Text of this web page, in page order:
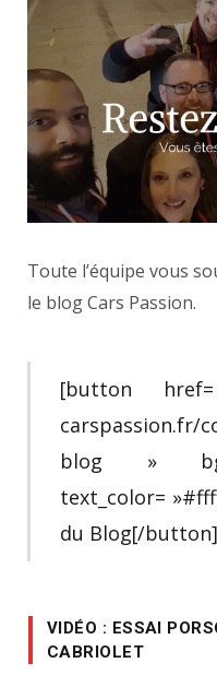
Toute l’équipe vous
le blog Cars Passion.
[button href=
carspassion.fr/
blog »
text_color=
du Blog[/button]
VIDÉO : ESSAI
CABRIOLET